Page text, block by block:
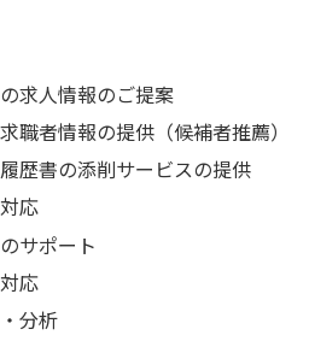
求人情報のご提案
職者情報の提供（候補者推薦）
歴書の添削サービスの提供
応
サポート
応
分析